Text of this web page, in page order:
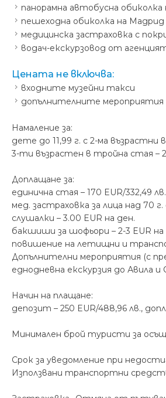
панорамна автобусна
пешеходна обиколка на Мадрид
медицинска застраховка с
водач-екскурзовод от
Цената не включва:
входните музейни такси
допълнителните мероприятия
Намаление за:
дете до 11,99 г. с 2-ма възрастни
3-ти възрастен в тройна стая –
Доплащане за:
единична стая – 170 EUR/332,49 лв.
мед. застраховка за лица над 70
слушалки – 3.00 EUR на ден.
бакшиши за шофьори – 2-3 EUR
повишение на летищни и
Допълнителни мероприятия (с
eднодневна екскурзия до Авила и
Начин на плащане:
депозит – 250 EUR/488,96 лв.,
Минимален брой туристи за
Срок за уведомление при
Използвани транспортни